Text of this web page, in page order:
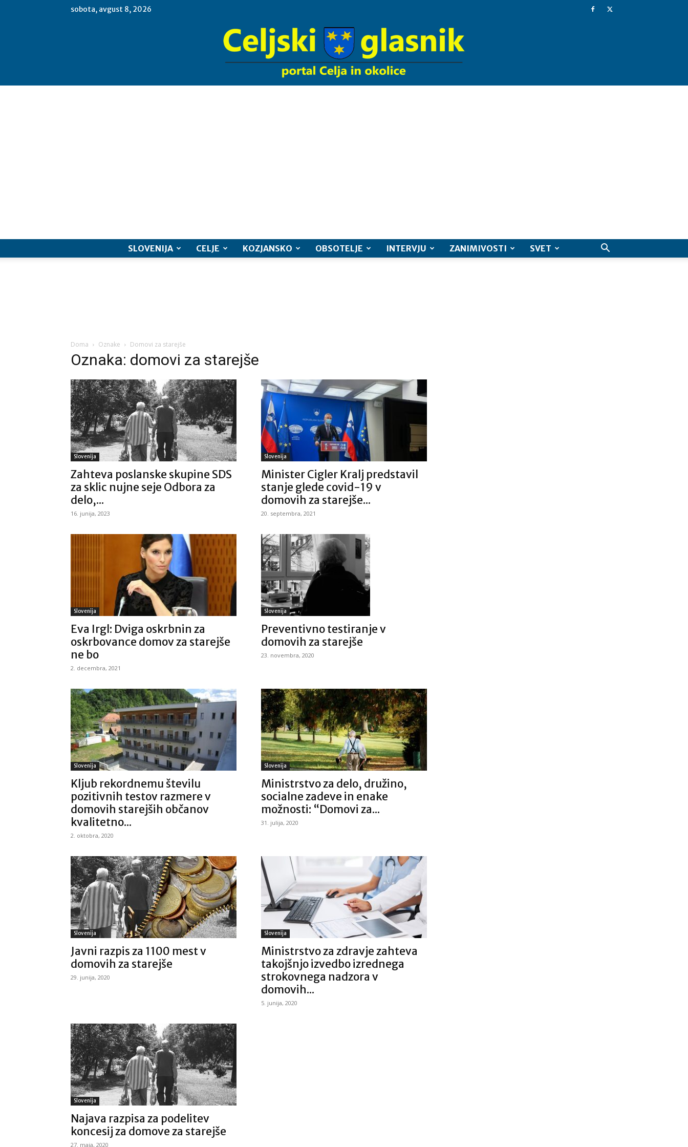
sobota, avgust 8, 2026
SLOVENIJA CELJE KOZJANSKO OBSOTELJE INTERVJU ZANIMIVOSTI SVET
Doma Oznake Domovi za starejše
Oznaka: domovi za starejše
Slovenija
Zahteva poslanske skupine SDS
za sklic nujne seje Odbora za
delo,...
16. junija, 2023
Slovenija
Minister Cigler Kralj predstavil
stanje glede covid-19 v
domovih za starejše...
20. septembra, 2021
Slovenija
Eva Irgl: Dviga oskrbnin za
oskrbovance domov za starejše
ne bo
2. decembra, 2021
Slovenija
Preventivno testiranje v
domovih za starejše
23. novembra, 2020
Slovenija
Kljub rekordnemu številu
pozitivnih testov razmere v
domovih starejših občanov
kvalitetno...
2. oktobra, 2020
Slovenija
Ministrstvo za delo, družino,
socialne zadeve in enake
možnosti: “Domovi za...
31. julija, 2020
Slovenija
Javni razpis za 1100 mest v
domovih za starejše
29. junija, 2020
Slovenija
Ministrstvo za zdravje zahteva
takojšnjo izvedbo izrednega
strokovnega nadzora v
domovih...
5. junija, 2020
Slovenija
Najava razpisa za podelitev
koncesij za domove za starejše
27. maja, 2020